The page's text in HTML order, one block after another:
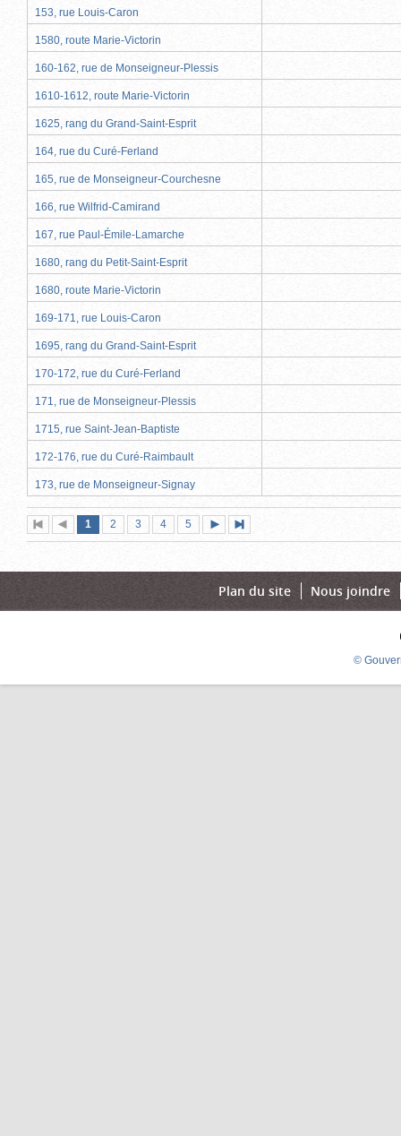
153, rue Louis-Caron
1580, route Marie-Victorin
160-162, rue de Monseigneur-Plessis
1610-1612, route Marie-Victorin
1625, rang du Grand-Saint-Esprit
164, rue du Curé-Ferland
165, rue de Monseigneur-Courchesne
166, rue Wilfrid-Camirand
167, rue Paul-Émile-Lamarche
1680, rang du Petit-Saint-Esprit
1680, route Marie-Victorin
169-171, rue Louis-Caron
1695, rang du Grand-Saint-Esprit
170-172, rue du Curé-Ferland
171, rue de Monseigneur-Plessis
1715, rue Saint-Jean-Baptiste
172-176, rue du Curé-Raimbault
173, rue de Monseigneur-Signay
Première
page
Page
précédente
Page
1 (page
actuelle)
Page
2 Page
3 Page
4 Page
5
suivante
page
Plan du site Nous joindre
©